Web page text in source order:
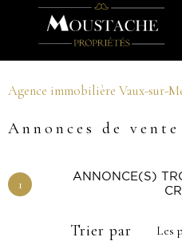
Agence immobilière Vaux-sur-
Annonces de
1
ANNONCE(S)
Trier par Les